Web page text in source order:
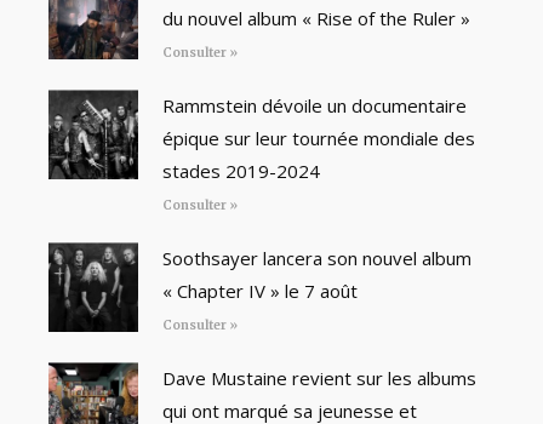
du nouvel album « Rise of the Ruler »
Consulter »
Rammstein dévoile un documentaire
épique sur leur tournée mondiale des
stades 2019-2024
Consulter »
Soothsayer lancera son nouvel album
« Chapter IV » le 7 août
Consulter »
Dave Mustaine revient sur les albums
qui ont marqué sa jeunesse et